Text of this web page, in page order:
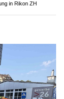
in Rikon ZH